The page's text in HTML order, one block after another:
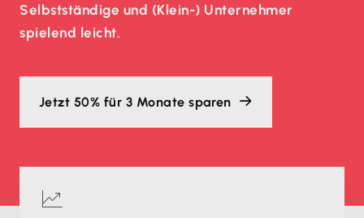
Selbstständige und (Klein-) Unternehmer
spielend leicht.
Jetzt 50% für 3 Monate sparen